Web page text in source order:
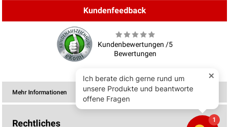
Kundenfeedback
Kundenbewertungen /5
Bewertungen
Mehr Informationen
Rechtliches